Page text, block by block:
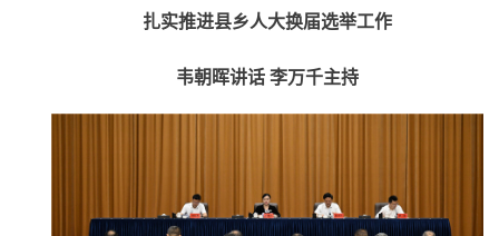
扎实推进县乡人大换届选举工作
韦朝晖讲话 李万千主持